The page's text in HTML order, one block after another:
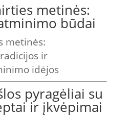
metinės:
būdai
metinės:
ir
idėjos
pyragėliai su
ir įkvėpimai